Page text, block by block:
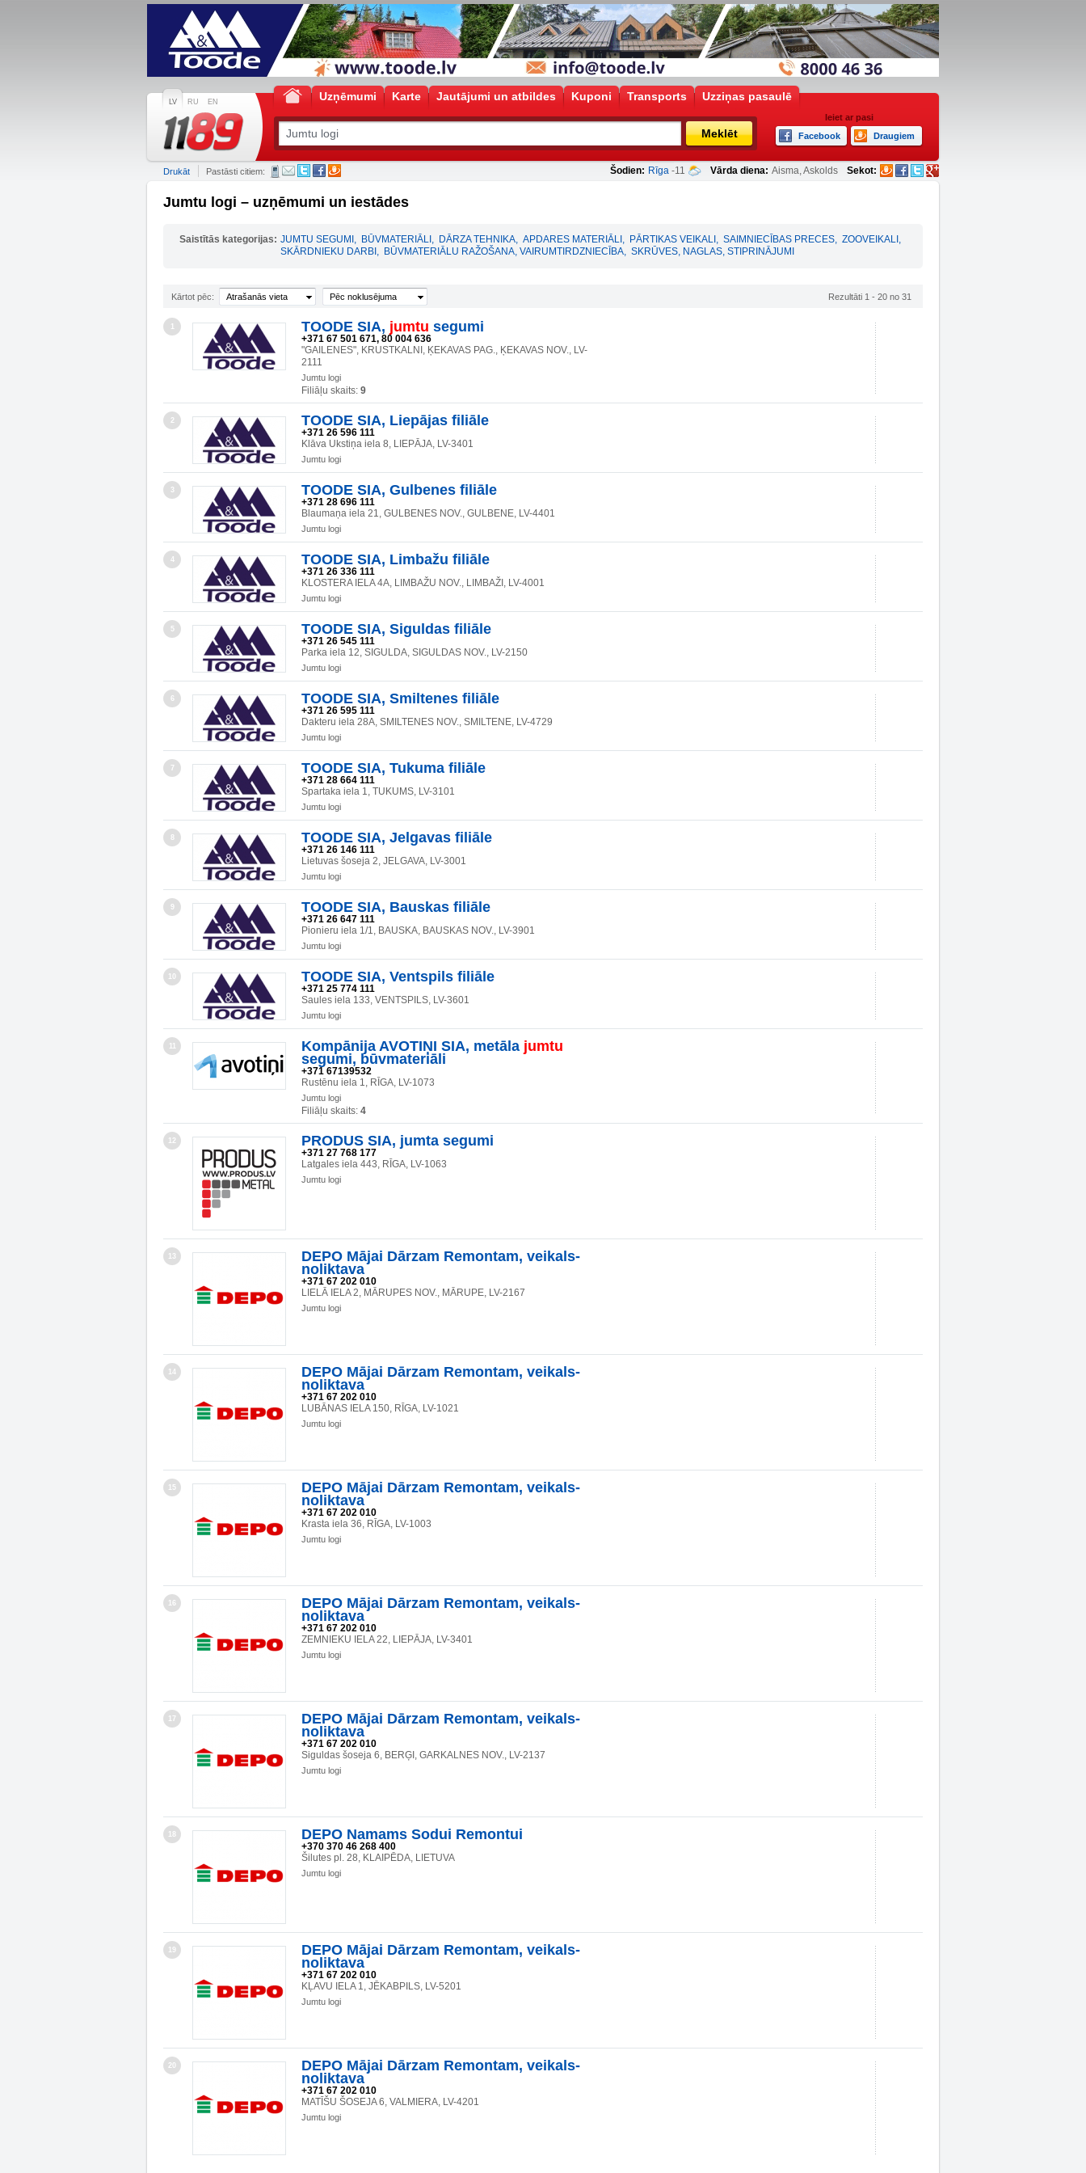
LV RU EN Uzņēmumi Karte Jautājumi un atbildes Kuponi Transports Uzziņas pasaulē
Meklēt
Ieiet ar pasi
Facebook
Draugiem
Šodien: Rīga -11 Vārda diena: Aisma, Askolds Sekot:
Drukāt Pastāsti citiem:
Jumtu logi – uzņēmumi un iestādes
Saistītās kategorijas: JUMTU SEGUMI , BŪVMATERIĀLI , DĀRZA TEHNIKA, APDARES MATERIĀLI , PĀRTIKAS VEIKALI , SAIMNIECĪBAS PRECES, ZOOVEIKALI ,
SKĀRDNIEKU DARBI , BŪVMATERIĀLU RAŽOŠANA, VAIRUMTIRDZNIECĪBA, SKRŪVES, NAGLAS, STIPRINĀJUMI
Kārtot pēc: Atrašanās vieta Pēc noklusējuma Rezultāti 1 - 20 no 31
1 TOODE SIA, jumtu segumi
+371 67 501 671, 80 004 636
"GAILENES", KRUSTKALNI, ĶEKAVAS PAG., ĶEKAVAS NOV., LV-
2111
Jumtu logi
Filiāļu skaits: 9
2 TOODE SIA, Liepājas filiāle
+371 26 596 111
Klāva Ukstiņa iela 8, LIEPĀJA, LV-3401
Jumtu logi
3 TOODE SIA, Gulbenes filiāle
+371 28 696 111
Blaumaņa iela 21, GULBENES NOV., GULBENE, LV-4401
Jumtu logi
4 TOODE SIA, Limbažu filiāle
+371 26 336 111
KLOSTERA IELA 4A, LIMBAŽU NOV., LIMBAŽI, LV-4001
Jumtu logi
5 TOODE SIA, Siguldas filiāle
+371 26 545 111
Parka iela 12, SIGULDA, SIGULDAS NOV., LV-2150
Jumtu logi
6 TOODE SIA, Smiltenes filiāle
+371 26 595 111
Dakteru iela 28A, SMILTENES NOV., SMILTENE, LV-4729
Jumtu logi
7 TOODE SIA, Tukuma filiāle
+371 28 664 111
Spartaka iela 1, TUKUMS, LV-3101
Jumtu logi
8 TOODE SIA, Jelgavas filiāle
+371 26 146 111
Lietuvas šoseja 2, JELGAVA, LV-3001
Jumtu logi
9 TOODE SIA, Bauskas filiāle
+371 26 647 111
Pionieru iela 1/1, BAUSKA, BAUSKAS NOV., LV-3901
Jumtu logi
10 TOODE SIA, Ventspils filiāle
+371 25 774 111
Saules iela 133, VENTSPILS, LV-3601
Jumtu logi
11 Kompānija AVOTIŅI SIA, metāla jumtu
segumi, būvmateriāli
+371 67139532
Rustēnu iela 1, RĪGA, LV-1073
Jumtu logi
Filiāļu skaits: 4
12 PRODUS SIA, jumta segumi
+371 27 768 177
Latgales iela 443, RĪGA, LV-1063
Jumtu logi
13
DEPO Mājai Dārzam Remontam, veikals-
noliktava
+371 67 202 010
LIELĀ IELA 2, MĀRUPES NOV., MĀRUPE, LV-2167
Jumtu logi
14
DEPO Mājai Dārzam Remontam, veikals-
noliktava
+371 67 202 010
LUBĀNAS IELA 150, RĪGA, LV-1021
Jumtu logi
15
DEPO Mājai Dārzam Remontam, veikals-
noliktava
+371 67 202 010
Krasta iela 36, RĪGA, LV-1003
Jumtu logi
16
DEPO Mājai Dārzam Remontam, veikals-
noliktava
+371 67 202 010
ZEMNIEKU IELA 22, LIEPĀJA, LV-3401
Jumtu logi
17
DEPO Mājai Dārzam Remontam, veikals-
noliktava
+371 67 202 010
Siguldas šoseja 6, BERĢI, GARKALNES NOV., LV-2137
Jumtu logi
18 DEPO Namams Sodui Remontui
+370 370 46 268 400
Šilutes pl. 28, KLAIPĒDA, LIETUVA
Jumtu logi
19
DEPO Mājai Dārzam Remontam, veikals-
noliktava
+371 67 202 010
KĻAVU IELA 1, JĒKABPILS, LV-5201
Jumtu logi
20
DEPO Mājai Dārzam Remontam, veikals-
noliktava
+371 67 202 010
MATĪŠU ŠOSEJA 6, VALMIERA, LV-4201
Jumtu logi